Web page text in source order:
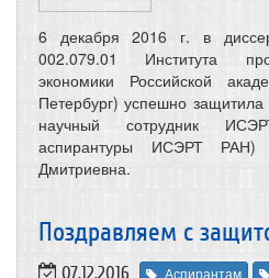
6 декабря 2016 г. в
002.079.01 Института
экономики Российской
Петербург) успешно
научный сотрудник
аспирантуры ИСЭРТ РАН)
Дмитриевна.
Поздравляем с
07.12.2016 Аспирантам